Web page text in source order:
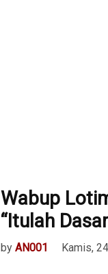
Wabup
“Itulah
by AN001 Kamis,